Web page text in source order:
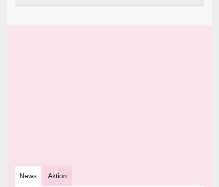
News Aktion